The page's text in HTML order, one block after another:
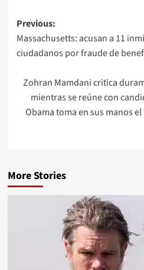
Previous:
Massachusetts: acusan a 11
ciudadanos por fraude de
Zohran Mamdani critica
mientras se reúne con
Obama toma en sus manos
More Stories